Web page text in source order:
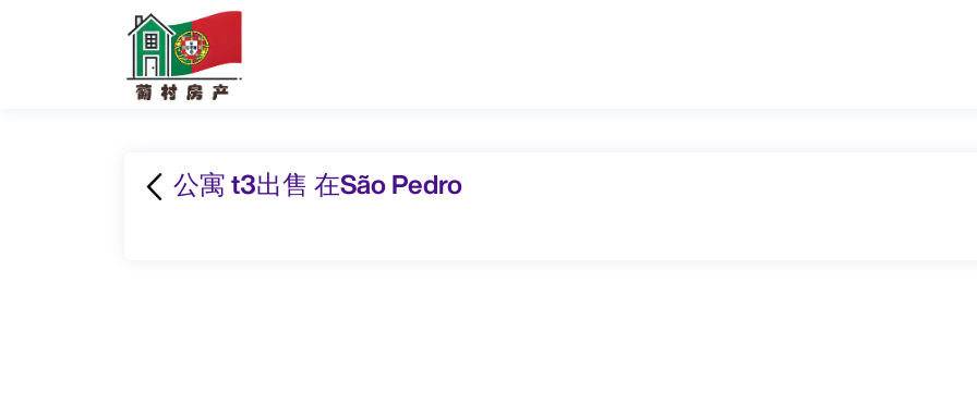
公寓 t3出售 在São Pedro